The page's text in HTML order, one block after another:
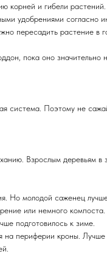
корней и гибели растений.
удобрениями согласно
пересадить растение
пока оно значительно
система. Поэтому не
Взрослым деревьям
Но молодой саженец лучше
или немного компоста.
подготовилось к зиме.
периферии кроны.